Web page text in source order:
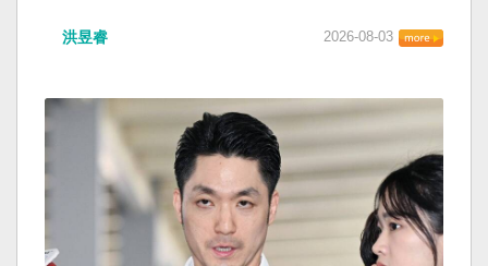
洪昱睿 2026-08-03